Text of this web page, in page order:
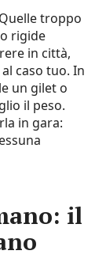
troppo
rigide
in città,
caso tuo. In
un gilet o
il peso.
in gara:
il